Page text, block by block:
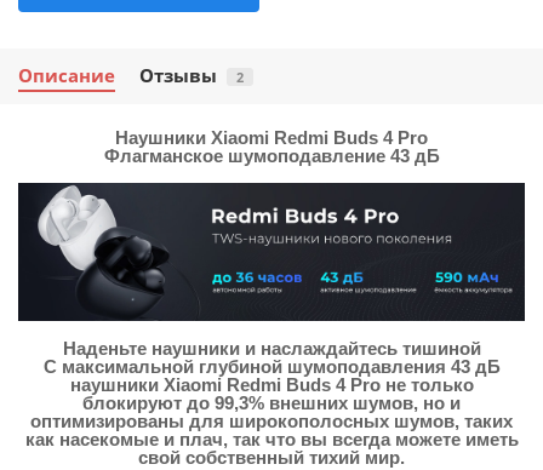
Описание Отзывы 2
Наушники Xiaomi Redmi Buds 4 Pro
Флагманское шумоподавление 43 дБ
Наденьте наушники и наслаждайтесь тишиной
С максимальной глубиной шумоподавления 43 дБ
наушники Xiaomi Redmi Buds 4 Pro не только
блокируют до 99,3% внешних шумов, но и
оптимизированы для широкополосных шумов, таких
как насекомые и плач, так что вы всегда можете иметь
свой собственный тихий мир.